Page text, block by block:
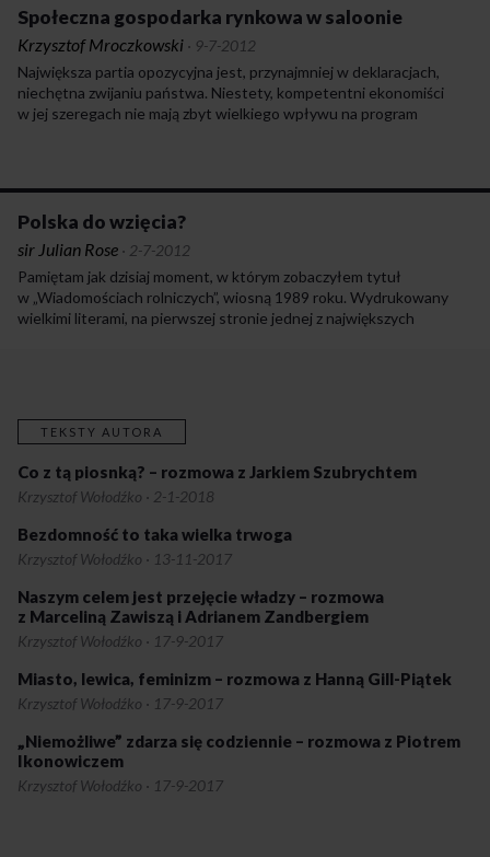
Społeczna gospodarka rynkowa w saloonie
Krzysztof Mroczkowski · 9-7-2012
Największa partia opozycyjna jest, przynajmniej w deklaracjach,
niechętna zwijaniu państwa. Niestety, kompetentni ekonomiści
w jej szeregach nie mają zbyt wielkiego wpływu na program
niestabilności. Brak poprawy warunków życia pauperyzowanego
społeczeństwa może zmusić rzeczone środowisko do działań
nieracjonalnych. Jedynym możliwym sposobem utrzymania
mobilizacji politycznej swoich zwolenników, którym nie przybędzie
„masła na chlebie” ani „kartofli na talerzu”, będzie zastąpienie
populizmu ekonomicznego – kulturowym.
Polska do wzięcia?
sir Julian Rose · 2-7-2012
Pamiętam jak dzisiaj moment, w którym zobaczyłem tytuł
w „Wiadomościach rolniczych”, wiosną 1989 roku. Wydrukowany
wielkimi literami, na pierwszej stronie jednej z największych
ujrzałem tysiące tradycyjnych gospodarstw, żywych wspólnot
kultywujących wiejski styl życia, miażdżonych przez chciwy
zachodni agrobiznes ze swoją nienasyconą żądzą łatwych zysków
i neokolonialnej ekspansji. Nie chciało mi się wierzyć, aby Polska
po daniu dowodów tak wielkiego heroizmu i ogromnej energii, jaką
włożyła w pozbycie się trwającej przez dekady komunistycznej
opresji, pozwoliła, aby to wszystko zakończyło się w tak opłakany
sposób.
TEKSTY AUTORA
Co z tą piosnką? – rozmowa z Jarkiem Szubrychtem
Krzysztof Wołodźko · 2-1-2018
Bezdomność to taka wielka trwoga
Krzysztof Wołodźko · 13-11-2017
Naszym celem jest przejęcie władzy – rozmowa
z Marceliną Zawiszą i Adrianem Zandbergiem
Krzysztof Wołodźko · 17-9-2017
Miasto, lewica, feminizm – rozmowa z Hanną Gill-Piątek
Krzysztof Wołodźko · 17-9-2017
„Niemożliwe” zdarza się codziennie – rozmowa z Piotrem
Ikonowiczem
Krzysztof Wołodźko · 17-9-2017